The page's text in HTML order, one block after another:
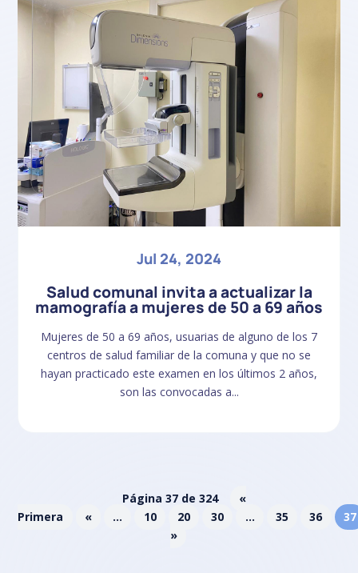
Salud comunal invita a actualizar la
mamografía a mujeres de 50 a 69 años
Jul 24, 2024
Mujeres de 50 a 69 años, usuarias de alguno de los 7
centros de salud familiar de la comuna y que no se
hayan practicado este examen en los últimos 2 años,
son las convocadas a...
Página 37 de 324
«
Primera
« ... 10 20 30 ... 35 36
37
»